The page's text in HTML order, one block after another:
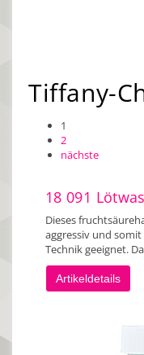
Tiffany-
1
2
nächste
18 091
Dieses
aggressiv und
Technik geeignet.
Artikeldetails